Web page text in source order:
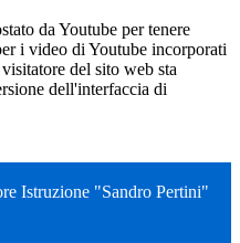
da Youtube per tenere
i video di Youtube incorporati
del sito web sta
dell'interfaccia di
Istruzione "Sandro Pertini"